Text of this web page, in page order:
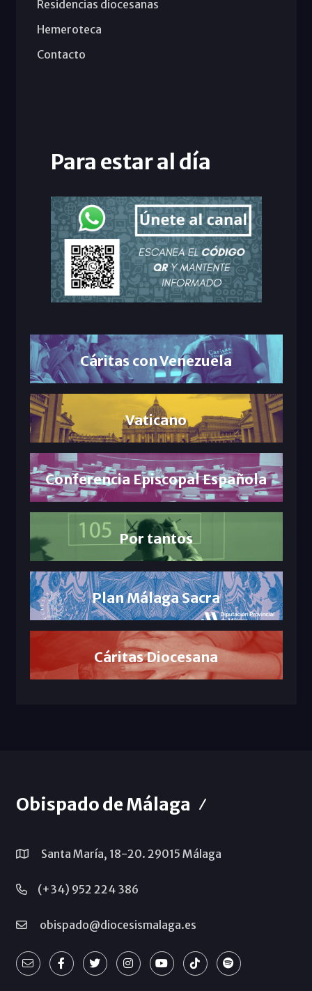
Residencias diocesanas
Hemeroteca
Contacto
Para estar al día
Cáritas con Venezuela
Vaticano
Conferencia Episcopal Española
Por tantos
Plan Málaga Sacra
Cáritas Diocesana
Obispado de Málaga
Santa María, 18-20. 29015 Málaga
(+34) 952 224 386
obispado@diocesismalaga.es